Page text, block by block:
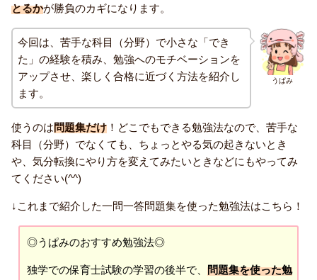
とるかが勝負のカギになります。
うぱみ
今回は、苦手な科目（分野）で小さな「でき
た」の経験を積み、勉強へのモチベーションを
アップさせ、楽しく合格に近づく方法を紹介し
ます。
使うのは問題集だけ ！どこでもできる勉強法なので、苦手な
科目（分野）でなくても、ちょっとやる気の起きないとき
や、気分転換にやり方を変えてみたいときなどにもやってみ
てください(^^)
↓これまで紹介した一問一答問題集を使った勉強法はこちら！
◎うぱみのおすすめ勉強法◎
独学での保育士試験の学習の後半で、 問題集を使った勉